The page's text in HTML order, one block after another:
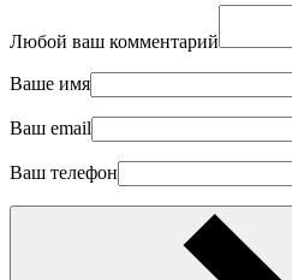
Любой ваш комментарий
Ваше имя
Ваш email
Ваш телефон